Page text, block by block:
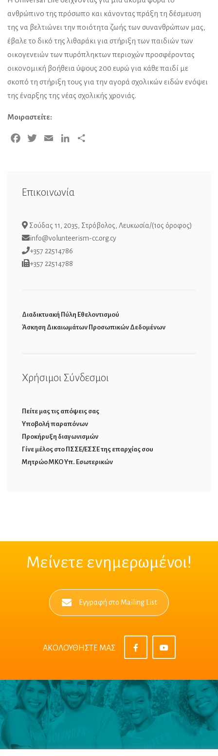
ανθρώπινο της πρόσωπο και κάνοντας πράξη τη δέσμευση
της να βελτιώνει την ποιότητα ζωής των συνανθρώπων μας,
έβαλε το δικό της λιθαράκι για στήριξη των παιδιών των
οικογενειών των πυρόπληκτων περιοχών προσφέροντας
οικονομική βοήθεια ύψους 200 ευρώ για κάθε παιδί με
σκοπό τη στήριξη τους για την αγορά σχολικών ειδών ενόψει
της έναρξης της νέας σχολικής χρονιάς.
Μοιραστείτε:
Facebook
Twitter Email LinkedIn
Επικοινωνία
Σούδας 11, 2035, Στρόβολος, Λευκωσία/(1ος όροφος)
info@volunteerism-cc.org.cy
+357 22514786
+357 22514788
Διαδικτυακή Πύλη Εθελοντισμού
Άσκηση Δικαιωμάτων Προσωπικών Δεδομένων
Χρήσιμοι Σύνδεσμοι
Πείτε μας τις απόψεις σας
Υποβολή παραπόνων
Προκήρυξη διαγωνισμών
Γίνε μέλος στο ΠΣΣΕ/ΕΣΣΕ της επαρχίας σου
Μητρώο ΜΚΟ Υπ. Εσωτερικών
Μείνετε ενημερωμένοι!
Εγγραφή στο Mailing List
ΑΚΟΛΟΥΘΗΣΤΕ ΜΑΣ